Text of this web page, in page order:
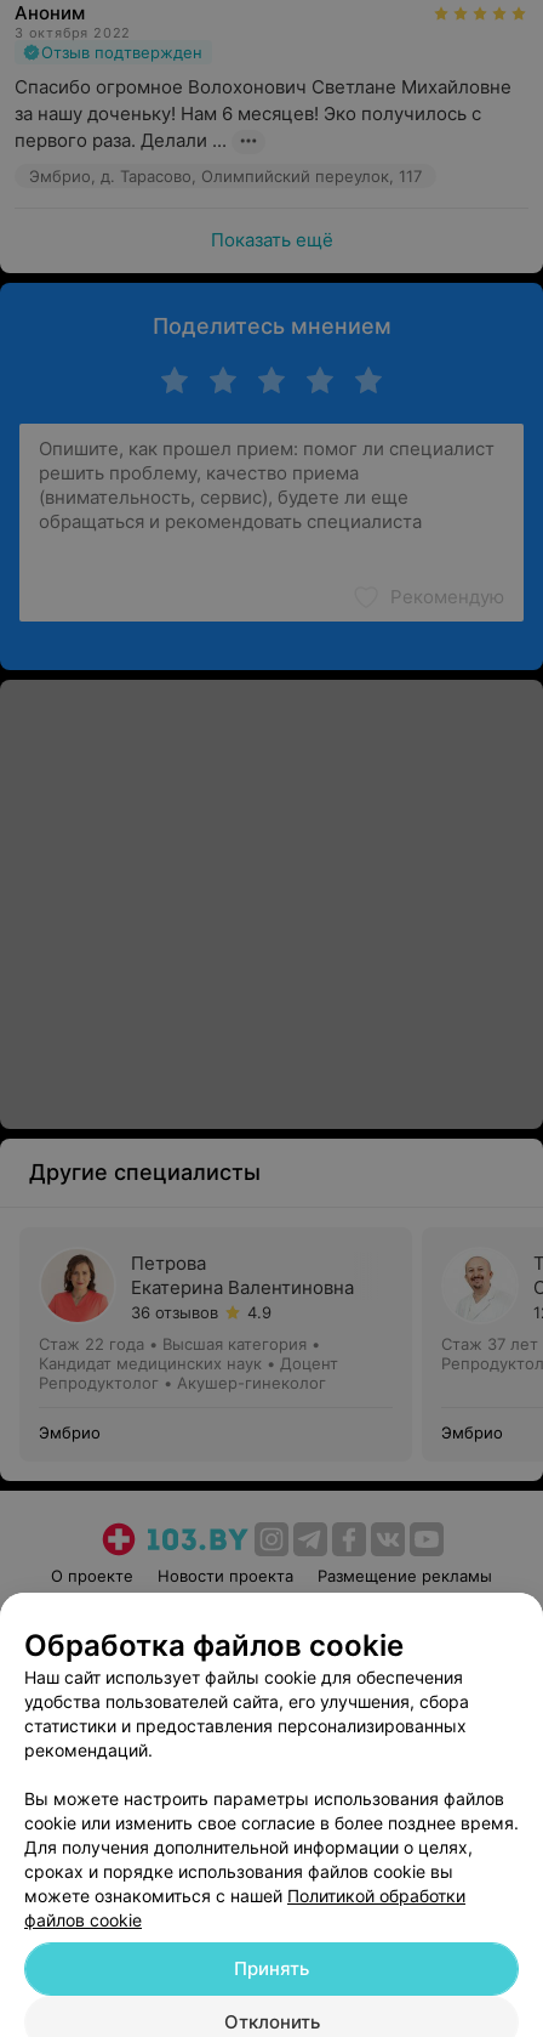
Аноним
3 октября 2022
Отзыв подтвержден
Спасибо огромное Волохонович Светлане Михайловне
за нашу доченьку! Нам 6 месяцев! Эко получилось с
первого раза. Делали ...
Эмбрио, д. Тарасово, Олимпийский переулок, 117
Показать ещё
Поделитесь мнением
Рекомендую
Другие специалисты
Петрова
Екатерина Валентиновна
36 отзывов
4.9
Стаж 22 года • Высшая категория •
Кандидат медицинских наук • Доцент
Репродуктолог • Акушер-гинеколог
Эмбрио
Стаж 37 лет
Эмбрио
О проекте Новости проекта
Размещение рекламы
Пользовательское соглашение
Способы оплаты
Вакансии
Партнеры
Написать руководителю 103.by
Обработка персональных данных
© 2026 ООО «Артокс Лаб», УНП 191700409
| 220012, Республика Беларусь,
Обработка файлов cookie
Наш сайт использует файлы cookie для обеспечения
удобства пользователей сайта, его улучшения, сбора
статистики и предоставления персонализированных
рекомендаций.
Вы можете настроить параметры использования файлов
cookie или изменить свое согласие в более позднее время.
Для получения дополнительной информации о целях,
сроках и порядке использования файлов cookie вы
можете ознакомиться с нашей Политикой обработки
файлов cookie
Отклонить
Принять